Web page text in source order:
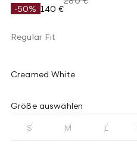
-50% 140 €
Regular Fit
Creamed White
Größe auswählen
S M L